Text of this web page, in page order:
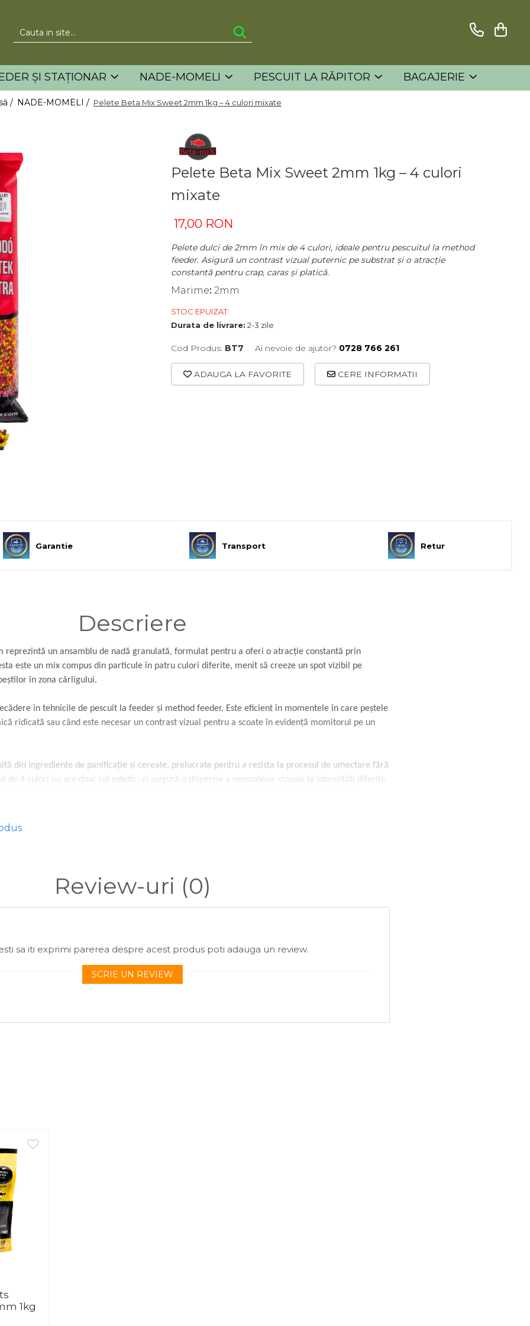
ȘI STAȚIONAR NADE-MOMELI PESCUIT LA RĂPITOR BAGAJERIE
/ NADE-MOMELI / Pelete Beta Mix Sweet 2mm 1kg – 4 culori mixate
Pelete Beta Mix Sweet 2mm 1kg – 4 culori
mixate
17,00 RON
Pelete dulci de 2mm în mix de 4 culori, ideale pentru pescuitul la method
feeder. Asigură un contrast vizual puternic pe substrat și o atracție
constantă pentru crap, caras și platică.
Marime: 2mm
STOC EPUIZAT
Durata de livrare: 2-3 zile
Cod Produs: BT7 Ai nevoie de ajutor? 0728 766 261
ADAUGA LA FAVORITE CERE INFORMATII
Garantie Transport Retur
Descriere
reprezintă un ansamblu de nadă granulată, formulat pentru a oferi o atracție constantă prin
este un mix compus din particule în patru culori diferite, menit să creeze un spot vizibil pe
în zona cârligului.
în tehnicile de pescuit la feeder și method feeder. Este eficient în momentele în care peștele
ridicată sau când este necesar un contrast vizual pentru a scoate în evidență momitorul pe un
din ingrediente de panificație și cereale, prelucrate pentru a rezista la procesul de umectare fără
de 4 culori nu are doar rol estetic, ci asigură o dispersie a semnalelor vizuale la intensități diferite,
care practică stilul feeder, fiind potrivit atât pentru competiții, cât și pentru partide recreative. Este
vizează specii de talie medie și mare, precum crapul, platica sau carasul, care răspund pozitiv la
trebuie acoperite cu apă timp de aproximativ 2 minute, după care lichidul se scurge integral. Se
Review-uri (0)
sa iti exprimi parerea despre acest produs poti adauga un review.
SCRIE UN REVIEW
1kg